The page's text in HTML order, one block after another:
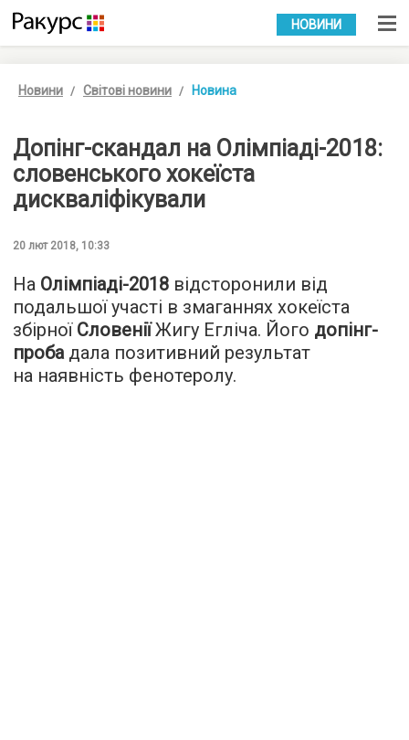
УКР РУС
НОВИНИ
Новини Світові новини Новина
Допінг-скандал на Олімпіаді-2018:
словенського хокеїста
дискваліфікували
20 лют 2018, 10:33
На Олімпіаді-2018 відсторонили від
подальшої участі в змаганнях хокеїста
збірної СловеніїЖигу Егліча. Його допінг-
пробадала позитивний результат
на наявність фенотеролу.